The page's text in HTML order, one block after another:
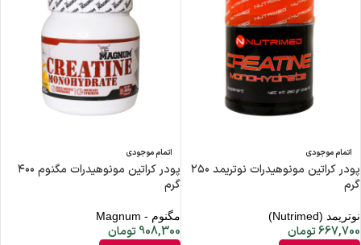
اتمام موجودی
پودر کراتین مونوهیدرات نوتریمد ۲۵۰
گرم
نوتریمد (Nutrimed)
667,700تومان
اتمام موجودی
پودر کراتین مونوهیدرات مگنوم ۴۰۰
گرم
مگنوم - Magnum
908,300 تومان